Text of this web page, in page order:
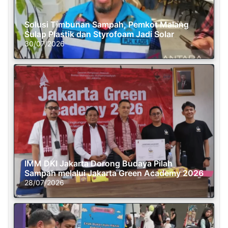
Solusi Timbunan Sampah, Pemkot Malang
Sulap Plastik dan Styrofoam Jadi Solar
30/07/2026
IMM DKI Jakarta Dorong Budaya Pilah
Sampah melalui Jakarta Green Academy 2026
28/07/2026